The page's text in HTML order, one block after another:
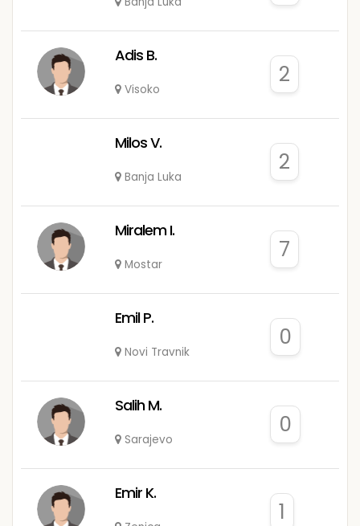
Adis B.
Visoko
2
Milos V.
Banja Luka
2
Miralem I.
Mostar
7
Emil P.
Novi Travnik
0
Salih M.
Sarajevo
0
Emir K.
1